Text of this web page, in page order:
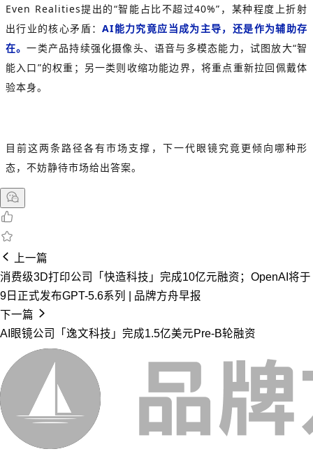
Even Realities提出的“智能占比不超过40%”，某种程度上折射
出行业的核心矛盾：AI能力究竟应当成为主导，还是作为辅助存
在。一类产品持续强化摄像头、语音与多模态能力，试图放大“智
能入口”的权重；另一类则收缩功能边界，将重点重新拉回佩戴体
验本身。
目前这两条路径各有市场支撑，下一代眼镜究竟更倾向哪种形
态，不妨静待市场给出答案。
上一篇
消费级3D打印公司「快造科技」完成10亿元融资；OpenAI将于
9日正式发布GPT-5.6系列 | 品牌方舟早报
下一篇
AI眼镜公司「逸文科技」完成1.5亿美元Pre-B轮融资